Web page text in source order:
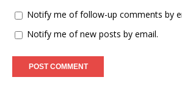
Notify me of follow-up comments by
Notify me of new posts by email.